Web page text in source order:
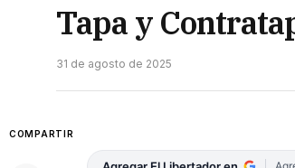
Tapa y
31 de agosto de 2025
COMPARTIR